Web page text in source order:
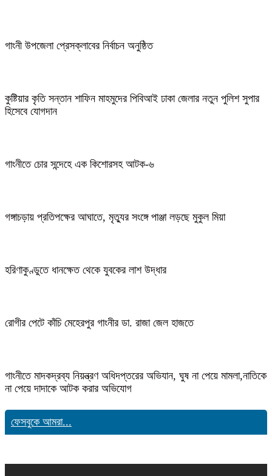
গাংনী উপজেলা প্রেসক্লাবের নির্বাচন অনুষ্ঠিত
কুষ্টিয়ার কৃতি সন্তান শাফিন মাহমুদের পিবিআই ঢাকা জেলার নতুন পুলিশ সুপার
হিসেবে যোগদান
গাংনীতে চোর সন্দেহে এক কিশোরসহ আটক-৬
গঙ্গাচড়ায় প্রতিপক্ষের আঘাতে, মৃত্যুর সংঙ্গে পাঞ্জা লড়ছে মুকুল মিয়া
হরিণাকুণ্ডুতে ধানক্ষেত থেকে যুবকের লাশ উদ্ধার
রোগীর পেটে কাঁচি মেহেরপুর গাংনীর ডা. রাজা জেল হাজতে
গাংনীতে মাদকদ্রব্য নিয়ন্ত্রণ অধিদপ্তরের অভিযান, ঘুষ না পেয়ে মামলা,নাতিকে
না পেয়ে দাদাকে আটক করার অভিযোগ
ফেসবুকে আমরা...